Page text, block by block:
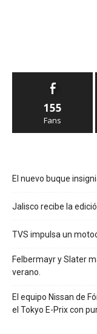
155
Fans
El nuevo buque
Jalisco recibe la
TVS impulsa un
Felbermayr y Slater
verano.
El equipo Nissan de
el Tokyo E-Prix con